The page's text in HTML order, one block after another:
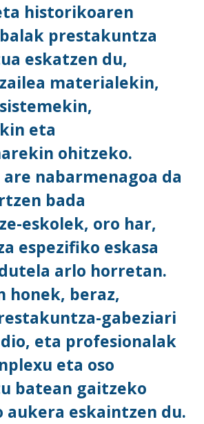
historikoaren
prestakuntza
eskatzen du,
materialekin,
eta
ohitzeko.
nabarmenagoa da
bada
eskolek, oro har,
espezifiko eskasa
arlo horretan.
honek, beraz,
gabeziari
eta profesionalak
eta oso
batean gaitzeko
aukera eskaintzen du.